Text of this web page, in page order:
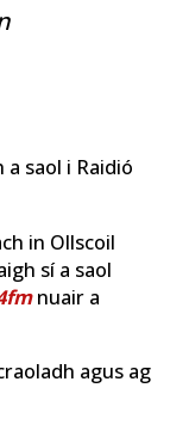
saol i Raidió
in Ollscoil
sí a saol
nuair a
agus ag